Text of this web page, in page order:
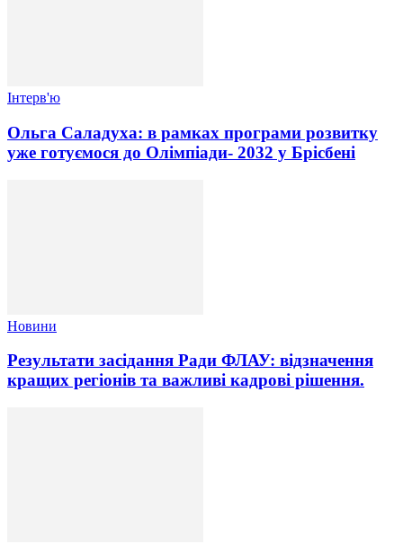
Інтерв'ю
Ольга Саладуха: в рамках програми розвитку
уже готуємося до Олімпіади- 2032 у Брісбені
Новини
Результати засідання Ради ФЛАУ: відзначення
кращих регіонів та важливі кадрові рішення.